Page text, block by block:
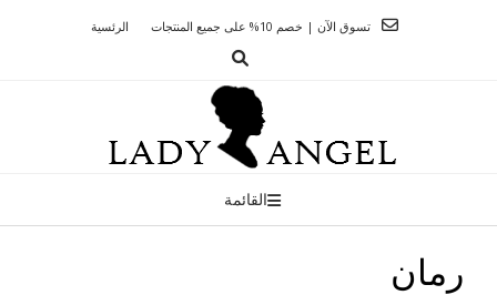
الرئسية تسوق الآن | خصم 10% على جميع المنتجات
القائمة
رمان